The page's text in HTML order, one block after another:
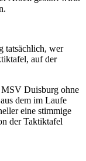
tatsächlich, wer
auf der
MSV Duisburg ohne
dem im Laufe
eine stimmige
der Taktiktafel